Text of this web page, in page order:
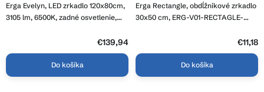
Erga Evelyn, LED zrkadlo 120x80cm,
3105 lm, 6500K, zadné osvetlenie,
€139,94
Do košíka
Erga Rectangle, obdĺžnikové zrkadlo
30x50 cm, ERG-V01-RECTAGLE-
€11,18
Do košíka